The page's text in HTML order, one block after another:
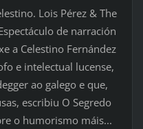
Lois Pérez & The
de narración
a Celestino Fernández
e intelectual lucense,
ao galego e que,
escribiu O Segredo
o humorismo máis...